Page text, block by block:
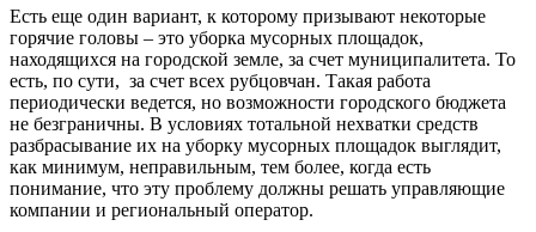
Есть еще один вариант, к которому призывают некоторые
горячие головы – это уборка мусорных площадок,
находящихся на городской земле, за счет муниципалитета. То
есть, по сути, за счет всех рубцовчан. Такая работа
периодически ведется, но возможности городского бюджета
не безграничны. В условиях тотальной нехватки средств
разбрасывание их на уборку мусорных площадок выглядит,
как минимум, неправильным, тем более, когда есть
понимание, что эту проблему должны решать управляющие
компании и региональный оператор.